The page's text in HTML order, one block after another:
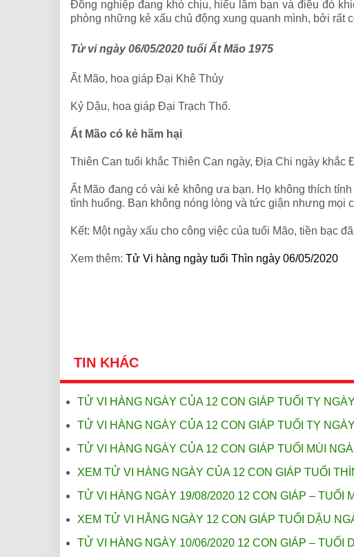
Đồng nghiệp đang khó chịu, hiểu lầm bạn và điều đó
phòng những kẻ xấu chủ động xung quanh mình, bởi rất
Tử vi ngày 06/05/2020 tuổi Ất Mão 1975
Ất Mão, hoa giáp Đại Khê Thủy
Kỷ Dậu, hoa giáp Đại Trạch Thổ.
Ất Mão có kẻ hãm hại
Thiên Can tuổi khắc Thiên Can ngày, Địa Chi ngày khắc
Ất Mão đang có vài kẻ không ưa bạn. Họ không thích
tình huống. Bạn không nóng lòng và tức giận nhưng mọi
Kết: Một ngày xấu cho công việc của tuổi Mão, tiền bạc
Xem thêm: Tử Vi hàng ngày tuổi Thìn ngày 06/05/2020
TIN KHÁC
TỬ VI HÀNG NGÀY CỦA 12 CON GIÁP TUỔI TỴ
TỬ VI HÀNG NGÀY CỦA 12 CON GIÁP TUỔI TỴ
TỬ VI HÀNG NGÀY CỦA 12 CON GIÁP TUỔI MÙI
XEM TỬ VI HÀNG NGÀY CỦA 12 CON GIÁP TUỔI
TỬ VI HÀNG NGÀY 19/08/2020 12 CON GIÁP – TUỔI
XEM TỬ VI HẰNG NGÀY 12 CON GIÁP TUỔI DẬU
TỬ VI HÀNG NGÀY 10/06/2020 12 CON GIÁP – TUỔI